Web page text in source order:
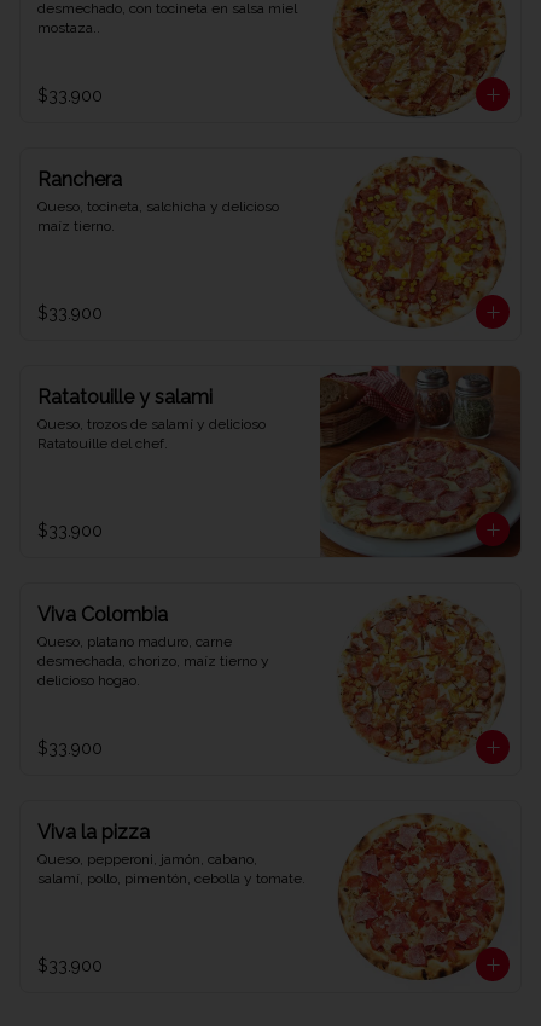
desmechado, con tocineta en salsa miel
mostaza..
$33.900
Ranchera
Queso, tocineta, salchicha y delicioso
maíz tierno.
$33.900
Ratatouille y salami
Queso, trozos de salamí y delicioso
Ratatouille del chef.
$33.900
Viva Colombia
Queso, platano maduro, carne
desmechada, chorizo, maíz tierno y
delicioso hogao.
$33.900
Viva la pizza
Queso, pepperoni, jamón, cabano,
salamí, pollo, pimentón, cebolla y tomate.
$33.900